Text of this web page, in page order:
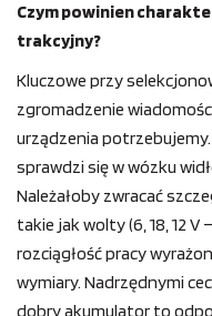
Czym powinien
trakcyjny?
Kluczowe przy
zgromadzenie
urządzenia
sprawdzi się w wózku
Należałoby zwracać
takie jak wolty (6, 18, 12
rozciągłość pracy
wymiary. Nadrzędnymi
dobry akumulator to